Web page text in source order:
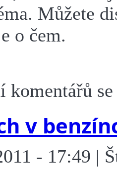
Můžete
o čem.
komentářů
v
- 17:49 |